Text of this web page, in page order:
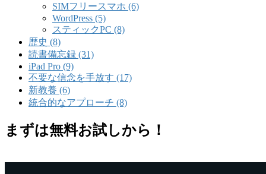
SIMフリースマホ (6)
WordPress (5)
スティックPC (8)
歴史 (8)
読書備忘録 (31)
iPad Pro (9)
不要な信念を手放す (17)
新教養 (6)
統合的なアプローチ (8)
まずは無料お試しから！